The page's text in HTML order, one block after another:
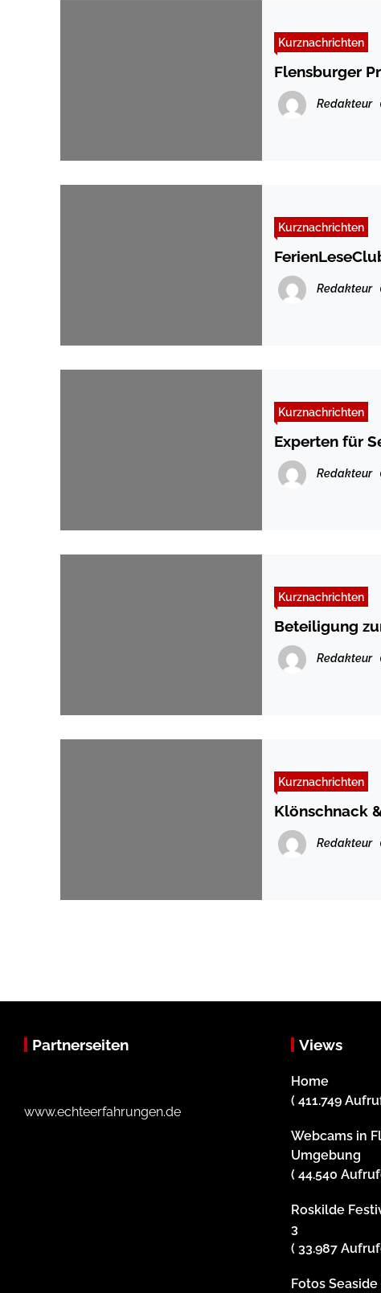
Kurznachrichten
Flensburger
Redakteur
Kurznachrichten
Redakteur
Kurznachrichten
Experten für
Redakteur
Kurznachrichten
Beteiligung
Redakteur
Kurznachrichten
Klönschnack
Redakteur
Partnerseiten
www.echteerfahrungen.de
Views
Home
( 411.749
Webcams in
Umgebung
( 44.540
Roskilde
3
( 33.987
Fotos